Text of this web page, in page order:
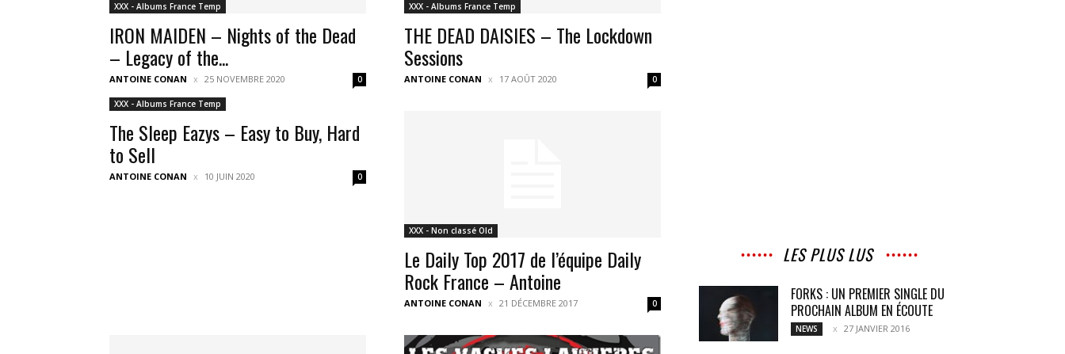
XXX - Albums France Temp
IRON MAIDEN – Nights of the Dead
– Legacy of the...
ANTOINE CONAN 25 NOVEMBRE 2020 0
XXX - Albums France Temp
THE DEAD DAISIES – The Lockdown
Sessions
ANTOINE CONAN 17 AOÛT 2020 0
XXX - Albums France Temp
The Sleep Eazys – Easy to Buy, Hard
to Sell
ANTOINE CONAN 10 JUIN 2020 0
XXX - Non classé Old
Le Daily Top 2017 de l’équipe Daily
Rock France – Antoine
ANTOINE CONAN 21 DÉCEMBRE 2017 0
LES PLUS LUS
FORKS : UN PREMIER SINGLE DU
PROCHAIN ALBUM EN ÉCOUTE
NEWS 27 JANVIER 2016